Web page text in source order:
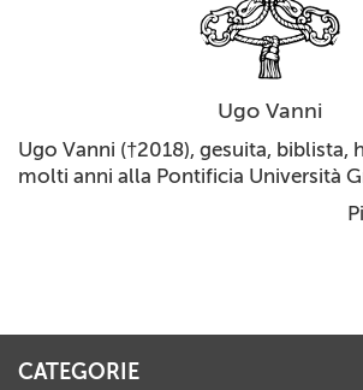
Ugo Vanni
Ugo Vanni (†2018), gesuita, biblista,
molti anni alla Pontificia Università
CATEGORIE